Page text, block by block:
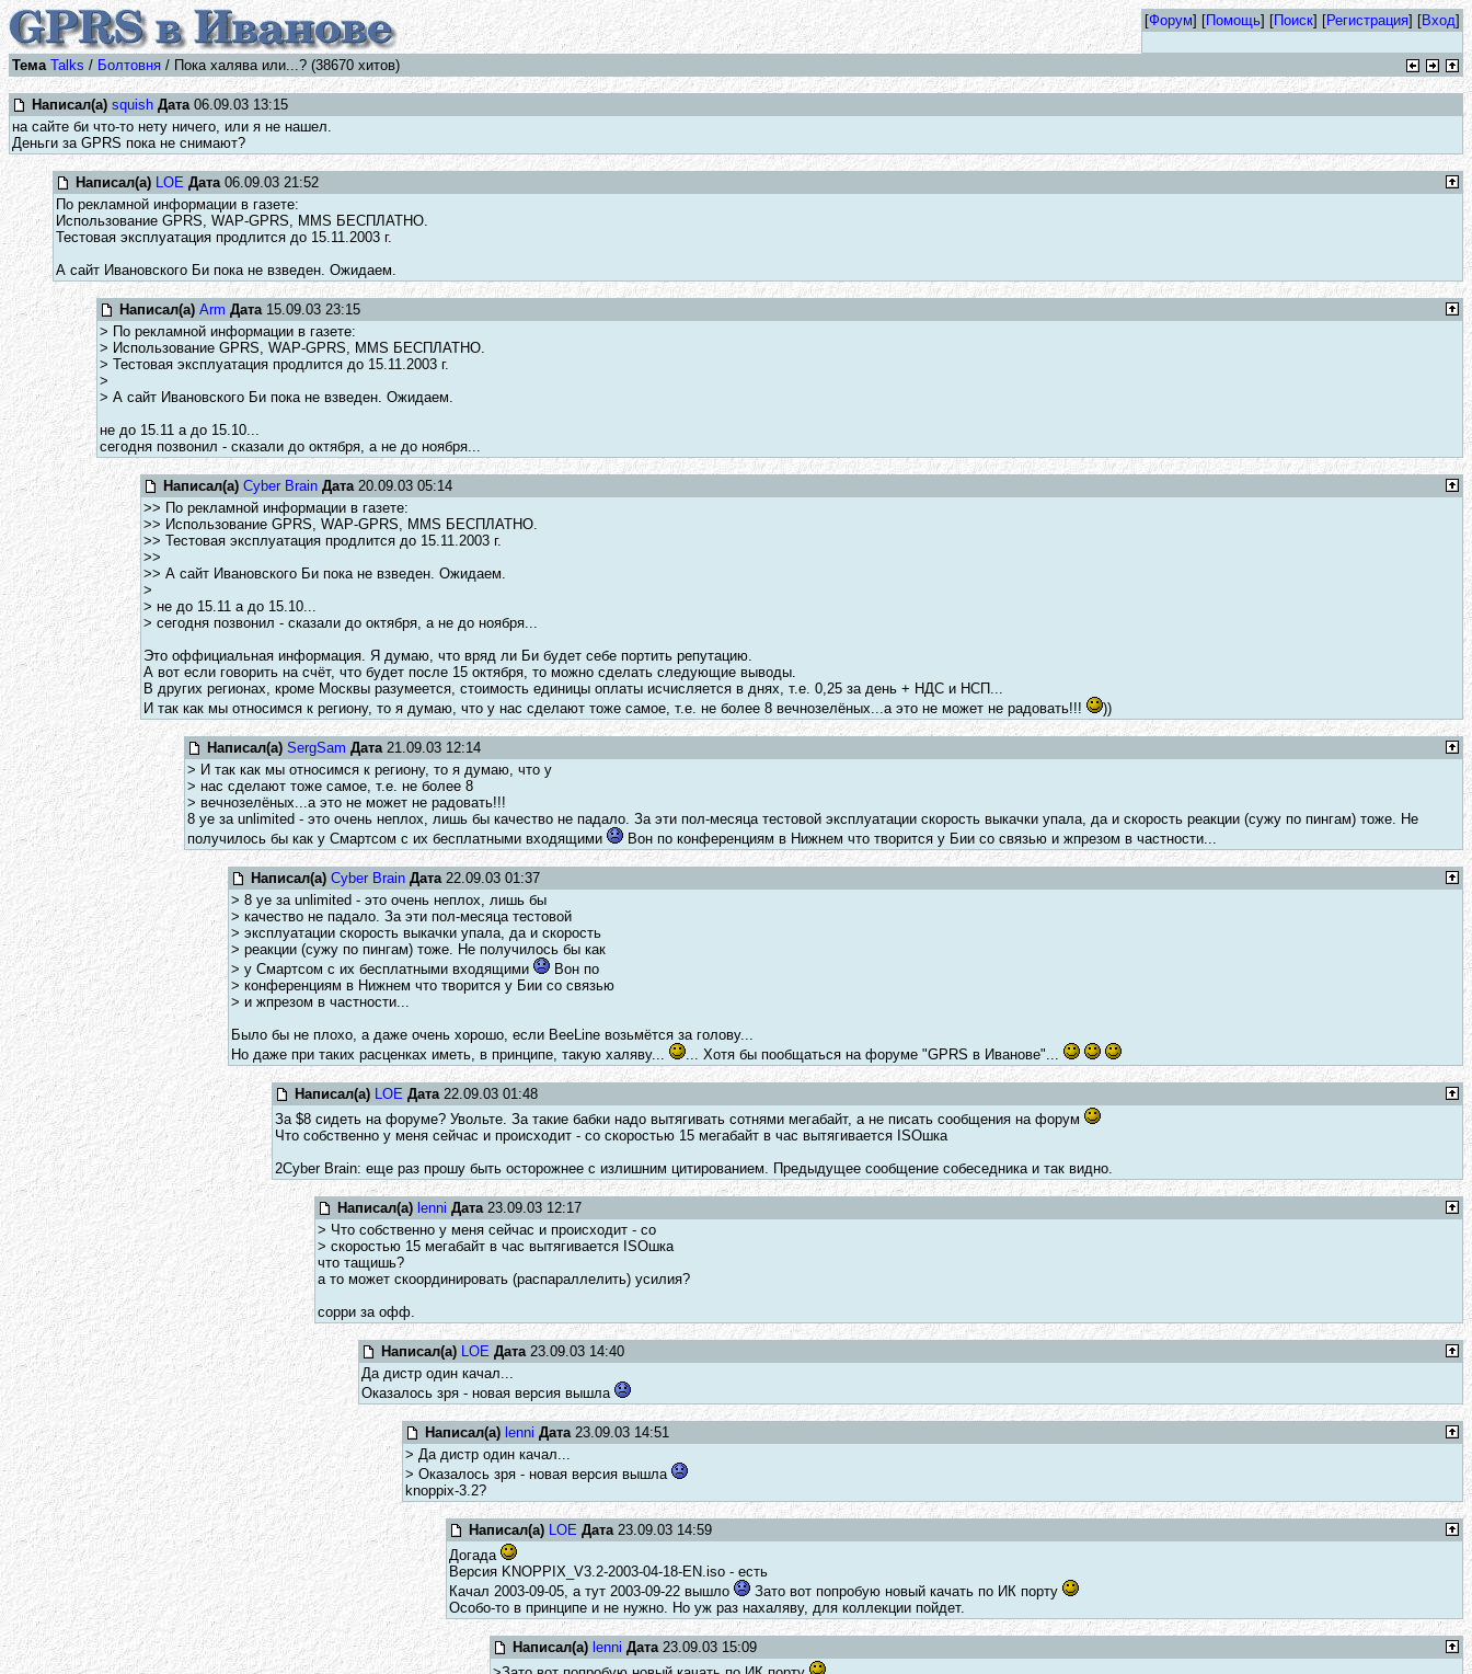
[Форум] [Помощь] [Поиск] [Регистрация] [Вход]
Тема Talks / Болтовня / Пока халява или...? (38670 хитов)
Написал(а) squish Дата06.09.03 13:15
на сайте би что-то нету ничего, или я не нашел.
Деньги за GPRS пока не снимают?
Написал(а) LOE Дата06.09.03 21:52
По рекламной информации в газете:
Использование GPRS, WAP-GPRS, MMS БЕСПЛАТНО.
Тестовая эксплуатация продлится до 15.11.2003 г.
А сайт Ивановского Би пока не взведен. Ожидаем.
Написал(а) Arm Дата15.09.03 23:15
> По рекламной информации в газете:
> Использование GPRS, WAP-GPRS, MMS БЕСПЛАТНО.
> Тестовая эксплуатация продлится до 15.11.2003 г.
>
> А сайт Ивановского Би пока не взведен. Ожидаем.
не до 15.11 а до 15.10...
сегодня позвонил - сказали до октября, а не до ноября...
Написал(а) Cyber Brain Дата20.09.03 05:14
>> По рекламной информации в газете:
>> Использование GPRS, WAP-GPRS, MMS БЕСПЛАТНО.
>> Тестовая эксплуатация продлится до 15.11.2003 г.
>>
>> А сайт Ивановского Би пока не взведен. Ожидаем.
>
> не до 15.11 а до 15.10...
> сегодня позвонил - сказали до октября, а не до ноября...
Это оффициальная информация. Я думаю, что вряд ли Би будет себе портить репутацию.
А вот если говорить на счёт, что будет после 15 октября, то можно сделать следующие выводы.
В других регионах, кроме Москвы разумеется, стоимость единицы оплаты исчисляется в днях, т.е. 0,25 за день + НДС и НСП...
И так как мы относимся к региону, то я думаю, что у нас сделают тоже самое, т.е. не более 8 вечнозелёных...а это не может не радовать!!!
))
Написал(а) SergSam Дата21.09.03 12:14
> И так как мы относимся к региону, то я думаю, что у
> нас сделают тоже самое, т.е. не более 8
> вечнозелёных...а это не может не радовать!!!
8 уе за unlimited - это очень неплох, лишь бы качество не падало. За эти пол-месяца тестовой эксплуатации скорость выкачки упала, да и скорость реакции (сужу по пингам) тоже. Не
получилось бы как у Смартсом с их бесплатными входящими
Вон по конференциям в Нижнем что творится у Бии со связью и жпрезом в частности...
Написал(а) Cyber Brain Дата22.09.03 01:37
> 8 уе за unlimited - это очень неплох, лишь бы
> качество не падало. За эти пол-месяца тестовой
> эксплуатации скорость выкачки упала, да и скорость
> реакции (сужу по пингам) тоже. Не получилось бы как
> у Смартсом с их бесплатными входящими
Вон по
> конференциям в Нижнем что творится у Бии со связью
> и жпрезом в частности...
Было бы не плохо, а даже очень хорошо, если BeeLine возьмётся за голову...
Но даже при таких расценках иметь, в принципе, такую халяву...
... Хотя бы пообщаться на форуме "GPRS в Иванове"...
Написал(а) LOE Дата22.09.03 01:48
За $8 сидеть на форуме? Увольте. За такие бабки надо вытягивать сотнями мегабайт, а не писать сообщения на форум
Что собственно у меня сейчас и происходит - со скоростью 15 мегабайт в час вытягивается ISOшка
2Cyber Brain: еще раз прошу быть осторожнее с излишним цитированием. Предыдущее сообщение собеседника и так видно.
Написал(а) lenni Дата23.09.03 12:17
> Что собственно у меня сейчас и происходит - со
> скоростью 15 мегабайт в час вытягивается ISOшка
что тащишь?
а то может скоординировать (распараллелить) усилия?
сорри за офф.
Написал(а) LOE Дата23.09.03 14:40
Да дистр один качал...
Оказалось зря - новая версия вышла
Написал(а) lenni Дата23.09.03 14:51
> Да дистр один качал...
> Оказалось зря - новая версия вышла
knoppix-3.2?
Написал(а) LOE Дата23.09.03 14:59
Догада
Версия KNOPPIX_V3.2-2003-04-18-EN.iso - есть
Качал 2003-09-05, а тут 2003-09-22 вышло
Зато вот попробую новый качать по ИК порту
Особо-то в принципе и не нужно. Но уж раз нахаляву, для коллекции пойдет.
Написал(а) lenni Дата23.09.03 15:09